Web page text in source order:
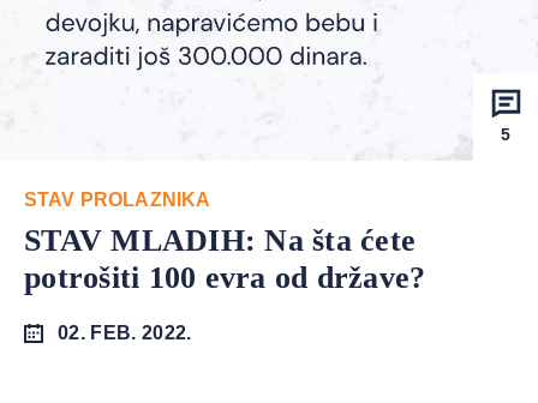
5
STAV PROLAZNIKA
STAV MLADIH: Na šta ćete
potrošiti 100 evra od države?
02. FEB. 2022.